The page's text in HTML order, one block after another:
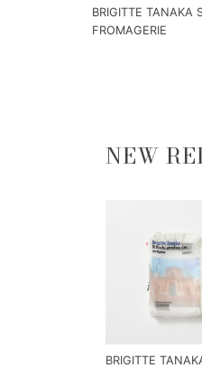
BRIGITTE TANAKA
FROMAGERIE
NEW
BRIGITTE